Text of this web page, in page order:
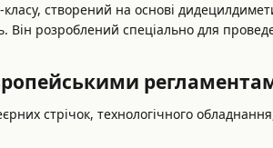
створений на основі
розроблений спеціально для
стрічок, технологічного